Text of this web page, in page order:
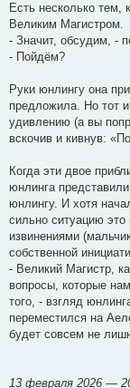
Есть несколько тем,
Великим Магистром.
- Значит, обсудим, -
- Пойдём?
Руки юнлингу она
предложила. Но тот
удивлению (а вы
вскочив и кивнув:
Когда эти двое
юнлинга
юнлингу. И хотя
сильно ситуацию
извинениями
собственной
- Великий Магистр,
вопросы, которые
того, - взгляд
переместился на
будет совсем не
13 февраля 2026 —